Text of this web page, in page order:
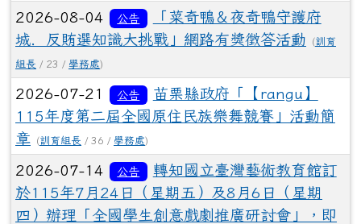
2026-08-04 公告
「菜奇鴨＆夜奇鴨守護府
城．反賄選知識大挑戰」網路有獎徵答活動
(訓育
組長 / 23 / 學務處)
2026-07-21 公告
苗栗縣政府「【rangu】
115年度第二屆全國原住民族樂舞競賽」活動簡
章
(訓育組長 / 36 / 學務處)
2026-07-14 公告
轉知國立臺灣藝術教育館訂
於115年7月24日（星期五）及8月6日（星期
四）辦理「全國學生創意戲劇推廣研討會」，即